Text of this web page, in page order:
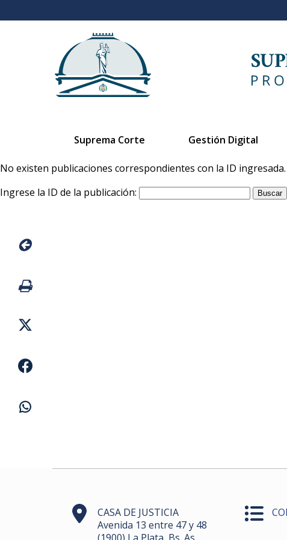
Suprema Corte Gestión Digital
No existen publicaciones correspondientes con la ID ingresada.
Ingrese la ID de la publicación:
CASA DE JUSTICIA
Avenida 13 entre 47 y 48